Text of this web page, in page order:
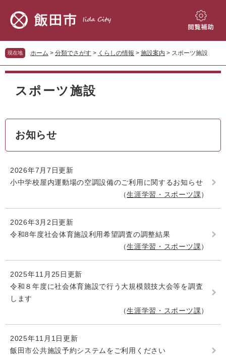
先
頭
を
飛
へ
閲
現在地 ホーム > 分類でさがす > くらしの情報 > 施設案内 > スポーツ施設
本
スポーツ施設
お知らせ
2026年7月7日更新
小中学校屋内運動場の空調設備のご利用に関するお知らせ
生涯学習・スポーツ課
2026年3月2日更新
令和8年度社会体育施設利用希望調査の調整結果
生涯学習・スポーツ課
2025年11月25日更新
令和８年度に社会体育施設で行う大規模競技大会等を調査
します
生涯学習・スポーツ課
2025年11月1日更新
飯田市公共施設予約システムをご利用ください